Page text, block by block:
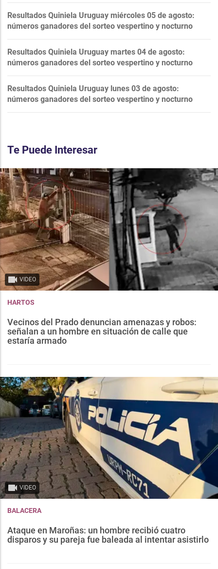
Resultados Quiniela Uruguay miércoles 05 de agosto:
números ganadores del sorteo vespertino y nocturno
Resultados Quiniela Uruguay martes 04 de agosto:
números ganadores del sorteo vespertino y nocturno
Resultados Quiniela Uruguay lunes 03 de agosto:
números ganadores del sorteo vespertino y nocturno
Te Puede Interesar
VIDEO
HARTOS
Vecinos del Prado denuncian amenazas y robos:
señalan a un hombre en situación de calle que
estaría armado
VIDEO
BALACERA
Ataque en Maroñas: un hombre recibió cuatro
disparos y su pareja fue baleada al intentar asistirlo